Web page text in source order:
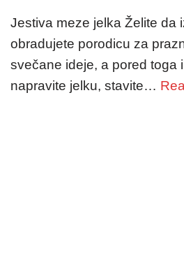
Jestiva meze jelka Želite da
obradujete porodicu za
svečane ideje, a pored toga
napravite jelku, stavite…